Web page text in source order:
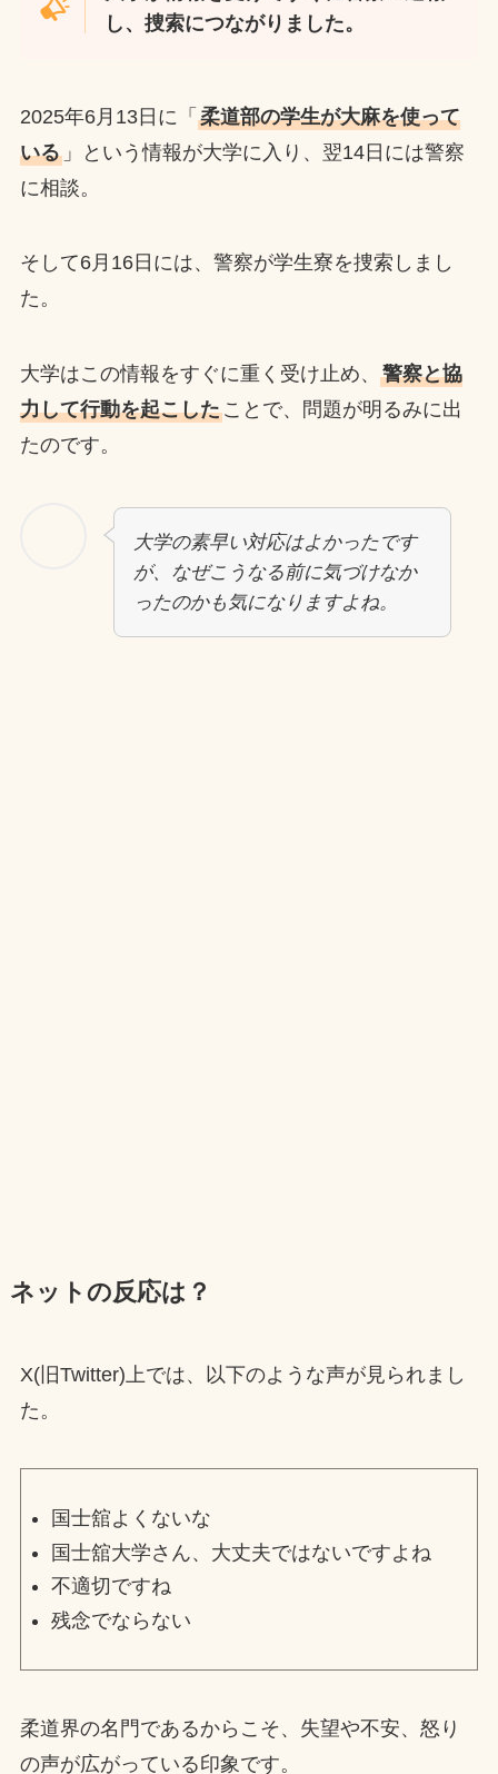
し、捜索につながりました。
2025年6月13日に「 柔道部の学生が大麻を使って
いる」という情報が大学に入り、翌14日には警察
に相談。
そして6月16日には、警察が学生寮を捜索しまし
た。
大学はこの情報をすぐに重く受け止め、 警察と協
力して行動を起こしたことで、問題が明るみに出
たのです。
大学の素早い対応はよかったです
が、なぜこうなる前に気づけなか
ったのかも気になりますよね。
ネットの反応は？
X(旧Twitter)上では、以下のような声が見られまし
た。
国士舘よくないな
国士舘大学さん、大丈夫ではないですよね
不適切ですね
残念でならない
柔道界の名門であるからこそ、失望や不安、怒り
の声が広がっている印象です。